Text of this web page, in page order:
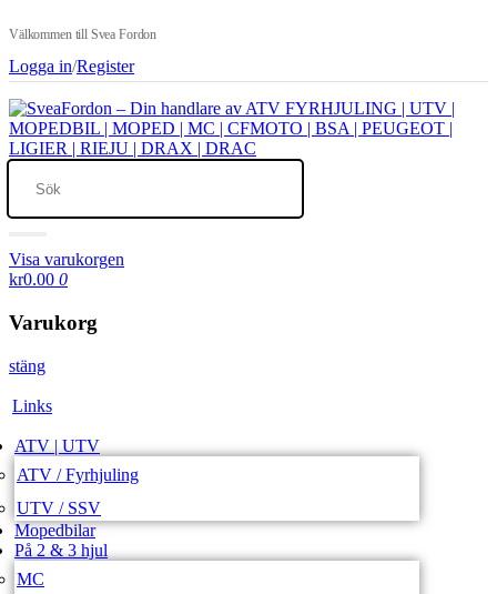
Välkommen till Svea Fordon
Logga in/Register
Visa varukorgen
kr0.00 0
Varukorg
stäng
Links
ATV | UTV
ATV / Fyrhjuling
UTV / SSV
Mopedbilar
På 2 & 3 hjul
MC